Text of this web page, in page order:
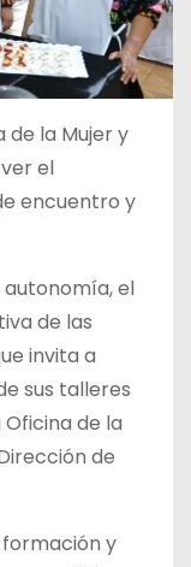
de la Mujer y
el
encuentro y
el
de las
invita a
sus talleres
de la
de
y